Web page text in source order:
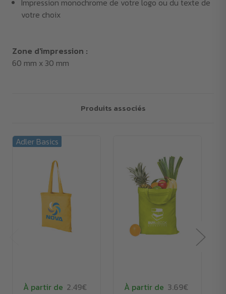
Impression monochrome de votre logo ou du texte de
votre choix
Zone d'impression :
60 mm x 30 mm
Produits associés
Adler Basics
À partir de 2.49€
À partir de 3.69€